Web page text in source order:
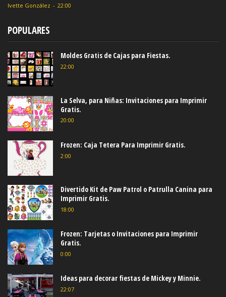
Ivette González - 22:00
POPULARES
Moldes Gratis de Cajas para Fiestas.
22:00
La Selva, para Niñas: Invitaciones para Imprimir
Gratis.
20:00
Frozen: Caja Tetera Para Imprimir Gratis.
2:00
Divertido Kit de Paw Patrol o Patrulla Canina para
Imprimir Gratis.
18:00
Frozen: Tarjetas o Invitaciones para Imprimir
Gratis.
0:00
Ideas para decorar fiestas de Mickey y Minnie.
22:07